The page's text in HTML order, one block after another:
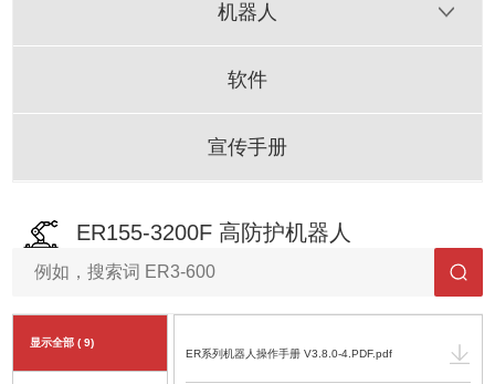
机器人
软件
宣传手册
ER155-3200F 高防护机器人
显示全部 ( 9)
ER系列机器人操作手册 V3.8.0-4.PDF.pdf